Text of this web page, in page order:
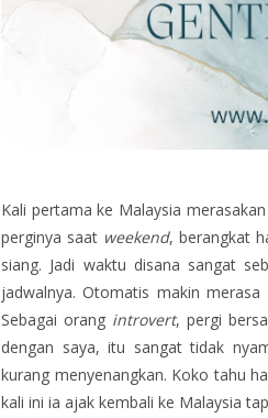
Kali pertama ke Malaysia
perginya saat weekend, berangkat
siang. Jadi waktu disana sangat
jadwalnya. Otomatis makin
Sebagai orang introvert, pergi
dengan saya, itu sangat tidak
kurang menyenangkan. Koko tahu
kali ini ia ajak kembali ke Malaysia